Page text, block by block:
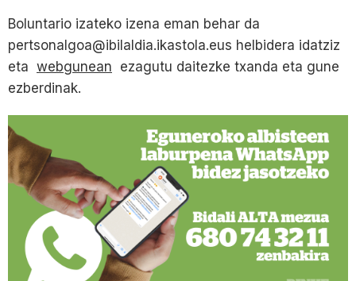
Boluntario izateko izena eman behar da
pertsonalgoa@ibilaldia.ikastola.eus helbidera idatziz
eta webgunean ezagutu daitezke txanda eta gune
ezberdinak.